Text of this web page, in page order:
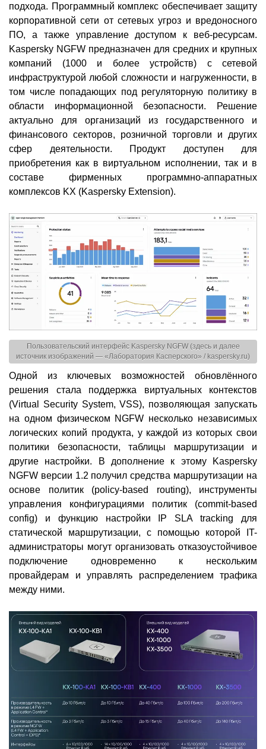
подхода. Программный комплекс обеспечивает защиту
корпоративной сети от сетевых угроз и вредоносного
ПО, а также управление доступом к веб‑ресурсам.
Kaspersky NGFW предназначен для средних и крупных
компаний (1000 и более устройств) с сетевой
инфраструктурой любой сложности и нагруженности, в
том числе попадающих под регуляторную политику в
области информационной безопасности. Решение
актуально для организаций из государственного и
финансового секторов, розничной торговли и других
сфер деятельности. Продукт доступен для
приобретения как в виртуальном исполнении, так и в
составе фирменных программно-аппаратных
комплексов KX (Kaspersky Extension).
Пользовательский интерфейс Kaspersky NGFW (здесь и далее
источник изображений — «Лаборатория Касперского» / kaspersky.ru)
Одной из ключевых возможностей обновлённого
решения стала поддержка виртуальных контекстов
(Virtual Security System, VSS), позволяющая запускать
на одном физическом NGFW несколько независимых
логических копий продукта, у каждой из которых свои
политики безопасности, таблицы маршрутизации и
другие настройки. В дополнение к этому Kaspersky
NGFW версии 1.2 получил средства маршрутизации на
основе политик (policy-based routing), инструменты
управления конфигурациями политик (commit-based
config) и функцию настройки IP SLA tracking для
статической маршрутизации, с помощью которой IT-
администраторы могут организовать отказоустойчивое
подключение одновременно к нескольким
провайдерам и управлять распределением трафика
между ними.